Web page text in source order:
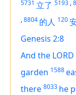
5731 立了 5193 ,
,8804 的人 120
Genesis 2:8
And the LORD
garden 1588
there 8033 he